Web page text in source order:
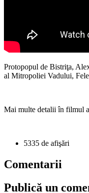
Protopopul de Bistriţa,
al Mitropoliei Vadului,
Mai multe detalii în filmul
5335 de afişări
Comentarii
Publică un